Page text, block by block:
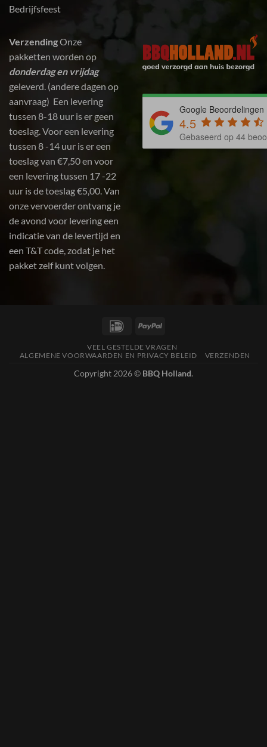
Bedrijfsfeest
VerzendingOnze
pakketten worden op
donderdag en vrijdag
geleverd. (andere dagen op
aanvraag) Een levering
tussen 8-18 uur is er geen
toeslag. Voor een levering
tussen 8 -14 uur is er een
toeslag van €7,50 en voor
een levering tussen 17 -22
uur is de toeslag €5,00. Van
onze vervoerder ontvang je
de avond voor levering een
indicatie van de levertijd en
een T&T code, zodat je het
pakket zelf kunt volgen.
Google Beoordelingen
4.5
Gebaseerd op 44
IDeal
VEEL GESTELDE VRAGEN
ALGEMENE VOORWAARDEN EN PRIVACY BELEID
VERZENDEN
Copyright 2026 © BBQ Holland.